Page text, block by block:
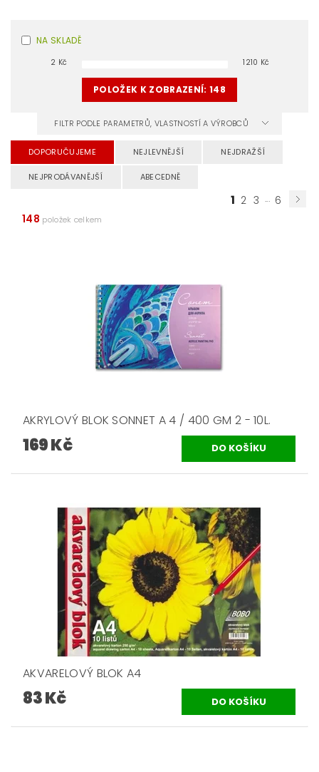
NA SKLADĚ
2 Kč 1210 Kč
POLOŽEK K ZOBRAZENÍ: 148
FILTR PODLE PARAMETRŮ, VLASTNOSTÍ A VÝROBCŮ
DOPORUČUJEME NEJLEVNĚJŠÍ NEJDRAŽŠÍ
NEJPRODÁVANĚJŠÍ ABECEDNĚ
1 2 3 ... 6
148 položek celkem
AKRYLOVÝ BLOK SONNET A 4 / 400 GM 2 - 10L.
169 Kč
AKVARELOVÝ BLOK A4
83 Kč